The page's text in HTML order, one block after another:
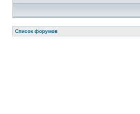
Список форумов